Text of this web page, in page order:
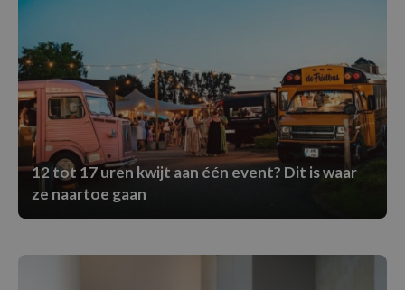
12 tot 17 uren kwijt aan één event? Dit is waar
ze naartoe gaan